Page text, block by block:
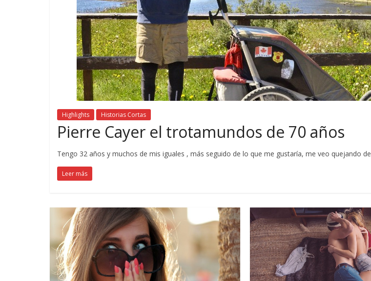
Highlights Historias Cortas
Pierre Cayer el trotamundos de 70 años
Tengo 32 años y muchos de mis iguales , más seguido de lo que me gustaría, me veo quejando de
Leer más